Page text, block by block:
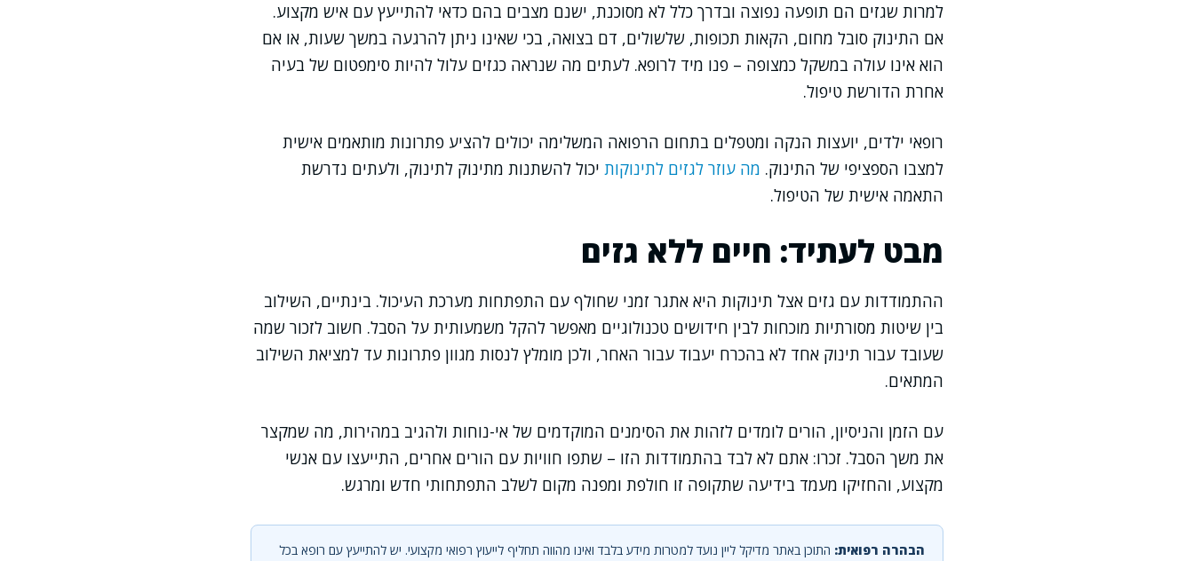
למרות שגזים הם תופעה נפוצה ובדרך כלל לא מסוכנת, ישנם מצבים בהם כדאי להתייעץ עם איש מקצוע.
אם התינוק סובל מחום, הקאות תכופות, שלשולים, דם בצואה, בכי שאינו ניתן להרגעה במשך שעות, או אם
הוא אינו עולה במשקל כמצופה – פנו מיד לרופא. לעתים מה שנראה כגזים עלול להיות סימפטום של בעיה
אחרת הדורשת טיפול.
רופאי ילדים, יועצות הנקה ומטפלים בתחום הרפואה המשלימה יכולים להציע פתרונות מותאמים אישית
למצבו הספציפי של התינוק. מה עוזר לגזים לתינוקות יכול להשתנות מתינוק לתינוק, ולעתים נדרשת
התאמה אישית של הטיפול.
מבט לעתיד: חיים ללא גזים
ההתמודדות עם גזים אצל תינוקות היא אתגר זמני שחולף עם התפתחות מערכת העיכול. בינתיים, השילוב
בין שיטות מסורתיות מוכחות לבין חידושים טכנולוגיים מאפשר להקל משמעותית על הסבל. חשוב לזכור שמה
שעובד עבור תינוק אחד לא בהכרח יעבוד עבור האחר, ולכן מומלץ לנסות מגוון פתרונות עד למציאת השילוב
המתאים.
עם הזמן והניסיון, הורים לומדים לזהות את הסימנים המוקדמים של אי-נוחות ולהגיב במהירות, מה שמקצר
את משך הסבל. זכרו: אתם לא לבד בהתמודדות הזו – שתפו חוויות עם הורים אחרים, התייעצו עם אנשי
מקצוע, והחזיקו מעמד בידיעה שתקופה זו חולפת ומפנה מקום לשלב התפתחותי חדש ומרגש.
הבהרה רפואית: התוכן באתר מדיקל ליין נועד למטרות מידע בלבד ואינו מהווה תחליף לייעוץ רפואי מקצועי. יש להתייעץ עם רופא בכל